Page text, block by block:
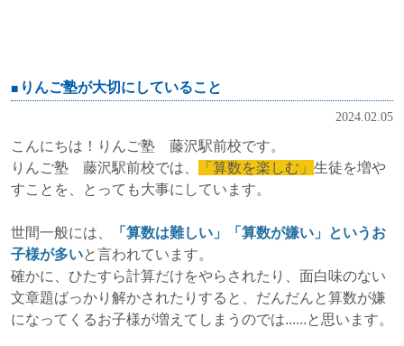
りんご塾が大切にしていること
2024.02.05
こんにちは！りんご塾 藤沢駅前校です。
りんご塾 藤沢駅前校では、
「算数を楽しむ」 生徒を増や
すことを、とっても大事にしています。
世間一般には、
「算数は難しい」「算数が嫌い」というお
子様が多いと言われています。
確かに、ひたすら計算だけをやらされたり、面白味のない
文章題ばっかり解かされたりすると、だんだんと算数が嫌
になってくるお子様が増えてしまうのでは......と思います。